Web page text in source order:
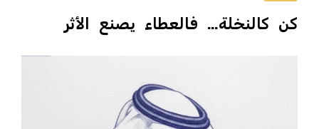
كن كالنخلة… فالعطاء يصنع الأثر